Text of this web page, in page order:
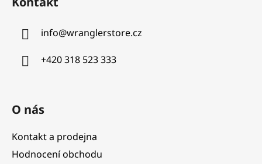
info@wranglerstore.cz
+420 318 523 333
O nás
Kontakt a prodejna
Hodnocení obchodu